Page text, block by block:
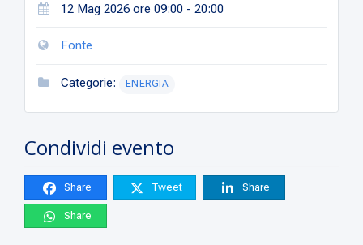
12 Mag 2026 ore 09:00 - 20:00
Fonte
Categorie: ENERGIA
Condividi evento
Share Tweet Share
Share